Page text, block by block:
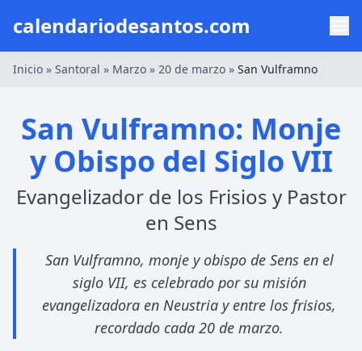
calendariodesantos.com
Inicio » Santoral » Marzo » 20 de marzo » San Vulframno
San Vulframno: Monje
y Obispo del Siglo VII
Evangelizador de los Frisios y Pastor
en Sens
San Vulframno, monje y obispo de Sens en el
siglo VII, es celebrado por su misión
evangelizadora en Neustria y entre los frisios,
recordado cada 20 de marzo.